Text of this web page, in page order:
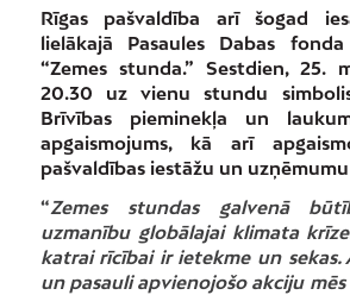
Rīgas pašvaldība arī šogad
lielākajā Pasaules Dabas
“Zemes stunda.” Sestdien, 25.
20.30 uz vienu stundu
Brīvības pieminekļa un
apgaismojums, kā arī
pašvaldības iestāžu un uzņēmumu
“Zemes stundas galvenā
uzmanību globālajai klimata
katrai rīcībai ir ietekme un sekas.
un pasauli apvienojošo akciju